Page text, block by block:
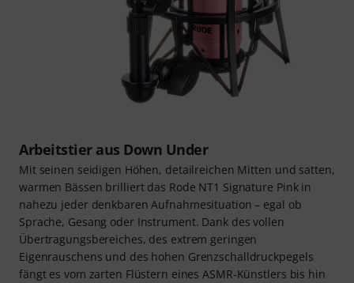
Arbeitstier aus Down Under
Mit seinen seidigen Höhen, detailreichen Mitten und satten,
warmen Bässen brilliert das Rode NT1 Signature Pink in
nahezu jeder denkbaren Aufnahmesituation – egal ob
Sprache, Gesang oder Instrument. Dank des vollen
Übertragungsbereiches, des extrem geringen
Eigenrauschens und des hohen Grenzschalldruckpegels
fängt es vom zarten Flüstern eines ASMR-Künstlers bis hin